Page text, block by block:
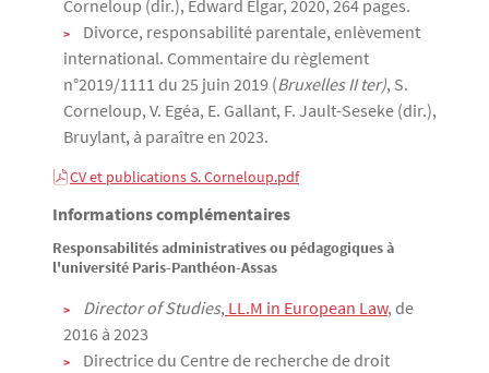
Corneloup (dir.), Edward Elgar, 2020, 264 pages.
Divorce, responsabilité parentale, enlèvement
international. Commentaire du règlement
n°2019/1111 du 25 juin 2019 (Bruxelles II ter), S.
Corneloup, V. Egéa, E. Gallant, F. Jault-Seseke (dir.),
Bruylant, à paraître en 2023.
CV et publications S. Corneloup.pdf
Informations complémentaires
Responsabilités administratives ou pédagogiques à
l'université Paris-Panthéon-Assas
Director of Studies, LL.M in European Law, de
2016 à 2023
Directrice du Centre de recherche de droit